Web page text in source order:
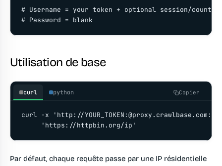
# Username = your token + optional session/
# Password = blank
Utilisation de base
curl python Copier
curl -x 'http://
     'https://httpbin.org/ip'
Par défaut, chaque requête passe par une IP résidentielle